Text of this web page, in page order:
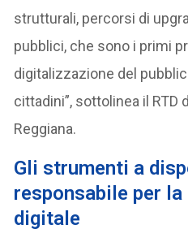
strutturali, percorsi di
pubblici, che sono i primi
digitalizzazione del
cittadini”, sottolinea il RTD
Reggiana.
Gli strumenti a
responsabile per
digitale